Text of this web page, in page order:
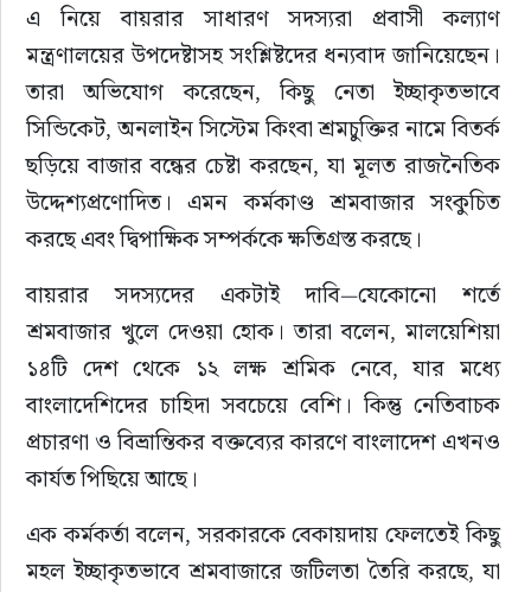
এ নিয়ে বায়রার সাধারণ সদস্যরা প্রবাসী কল্যাণ
মন্ত্রণালয়ের উপদেষ্টাসহ সংশ্লিষ্টদের ধন্যবাদ জানিয়েছেন।
তারা অভিযোগ করেছেন, কিছু নেতা ইচ্ছাকৃতভাবে
সিন্ডিকেট, অনলাইন সিস্টেম কিংবা শ্রমচুক্তির নামে বিতর্ক
ছড়িয়ে বাজার বন্ধের চেষ্টা করছেন, যা মূলত রাজনৈতিক
উদ্দেশ্যপ্রণোদিত। এমন কর্মকাণ্ড শ্রমবাজার সংকুচিত
করছে এবং দ্বিপাক্ষিক সম্পর্ককে ক্ষতিগ্রস্ত করছে।
বায়রার সদস্যদের একটাই দাবি—যেকোনো শর্তে
শ্রমবাজার খুলে দেওয়া হোক। তারা বলেন, মালয়েশিয়া
১৪টি দেশ থেকে ১২ লক্ষ শ্রমিক নেবে, যার মধ্যে
বাংলাদেশিদের চাহিদা সবচেয়ে বেশি। কিন্তু নেতিবাচক
প্রচারণা ও বিভ্রান্তিকর বক্তব্যের কারণে বাংলাদেশ এখনও
কার্যত পিছিয়ে আছে।
এক কর্মকর্তা বলেন, সরকারকে বেকায়দায় ফেলতেই কিছু
মহল ইচ্ছাকৃতভাবে শ্রমবাজারে জটিলতা তৈরি করছে, যা